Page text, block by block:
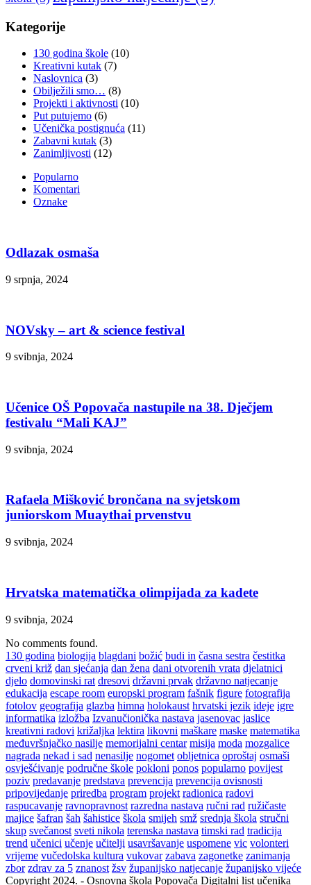
Kategorije
130 godina škole (10)
Kreativni kutak (7)
Naslovnica (3)
Obilježili smo… (8)
Projekti i aktivnosti (10)
Put putujemo (6)
Učenička postignuća (11)
Zabavni kutak (3)
Zanimljivosti (12)
Popularno
Komentari
Oznake
Odlazak osmaša
9 srpnja, 2024
NOVsky – art & science festival
9 svibnja, 2024
Učenice OŠ Popovača nastupile na 38. Dječjem
festivalu “Mali KAJ”
9 svibnja, 2024
Rafaela Mišković brončana na svjetskom
juniorskom Muaythai prvenstvu
9 svibnja, 2024
Hrvatska matematička olimpijada za kadete
9 svibnja, 2024
No comments found.
130 godina biologija blagdani božić budi in časna sestra čestitka
crveni križ dan sjećanja dan žena dani otvorenih vrata djelatnici
djelo domovinski rat dresovi državni prvak državno natjecanje
edukacija escape room europski program fašnik figure fotografija
fotolov geografija glazba himna holokaust hrvatski jezik ideje igre
informatika izložba Izvanučionička nastava jasenovac jaslice
kreativni radovi križaljka lektira likovni maškare maske matematika
međuvršnjačko nasilje memorijalni centar misija moda mozgalice
nagrada nekad i sad nenasilje nogomet obljetnica oproštaj osmaši
osvješćivanje područne škole pokloni ponos popularno povijest
poziv predavanje predstava prevencija prevencija ovisnosti
pripovijedanje priredba program projekt radionica radovi
raspucavanje ravnopravnost razredna nastava ručni rad ružičaste
majice šafran šah šahistice škola smijeh smž srednja škola stručni
skup svečanost sveti nikola terenska nastava timski rad tradicija
trend učenici učenje učitelji usavršavanje uspomene vic volonteri
vrijeme vučedolska kultura vukovar zabava zagonetke zanimanja
zbor zdrav za 5 znanost žsv županijsko natjecanje županijsko vijeće
Copyright 2024. - Osnovna škola Popovača Digitalni list učenika